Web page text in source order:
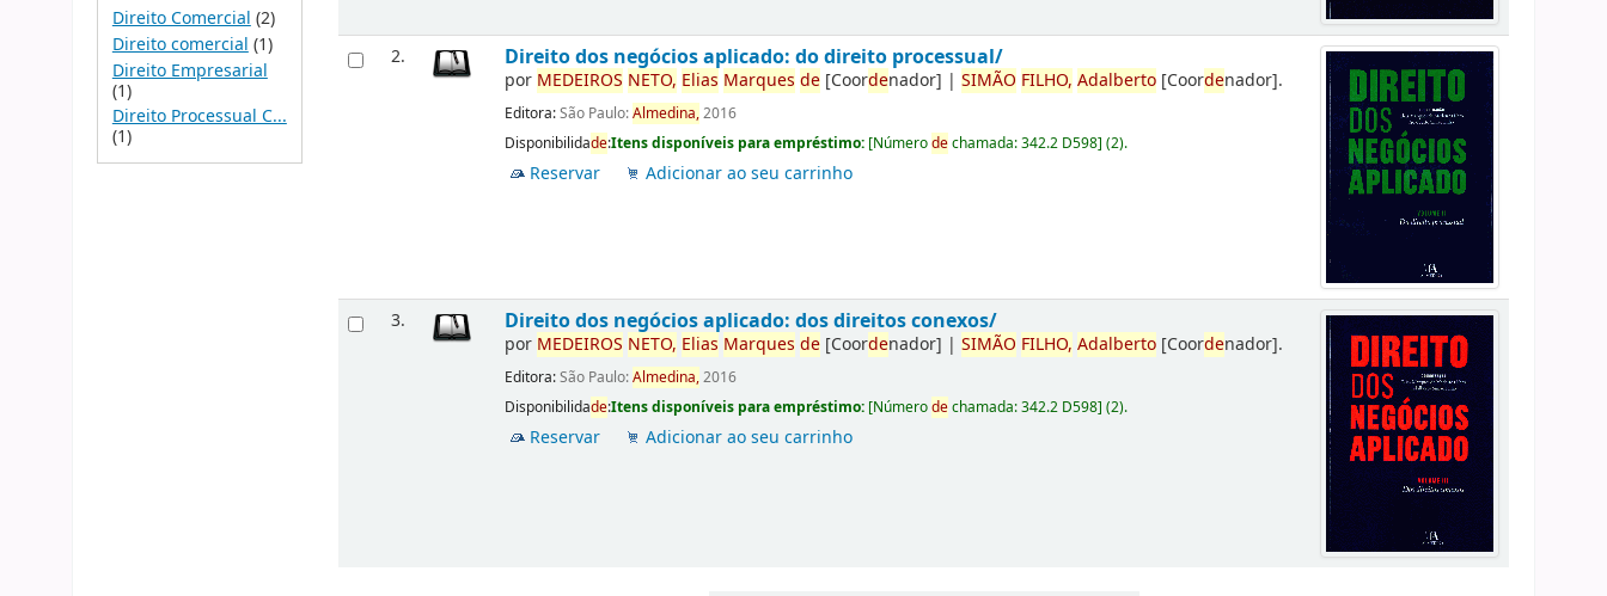
Direito Comercial (2)
Direito comercial (1)
Direito Empresarial
(1)
Direito Processual C...
(1)
2. Direito dos negócios aplicado: do direito processual/
por MEDEIROS NETO, Elias Marques de [Coordenador] |SIMÃO FILHO, Adalberto [Coordenador].
Editora:São Paulo:Almedina,2016
Disponibilidade:Itens disponíveis para empréstimo: [Númerodechamada:342.2 D598](2).
Reservar Adicionar ao seu carrinho
3. Direito dos negócios aplicado: dos direitos conexos/
por MEDEIROS NETO, Elias Marques de [Coordenador] |SIMÃO FILHO, Adalberto [Coordenador].
Editora:São Paulo:Almedina,2016
Disponibilidade:Itens disponíveis para empréstimo: [Númerodechamada:342.2 D598](2).
Reservar Adicionar ao seu carrinho